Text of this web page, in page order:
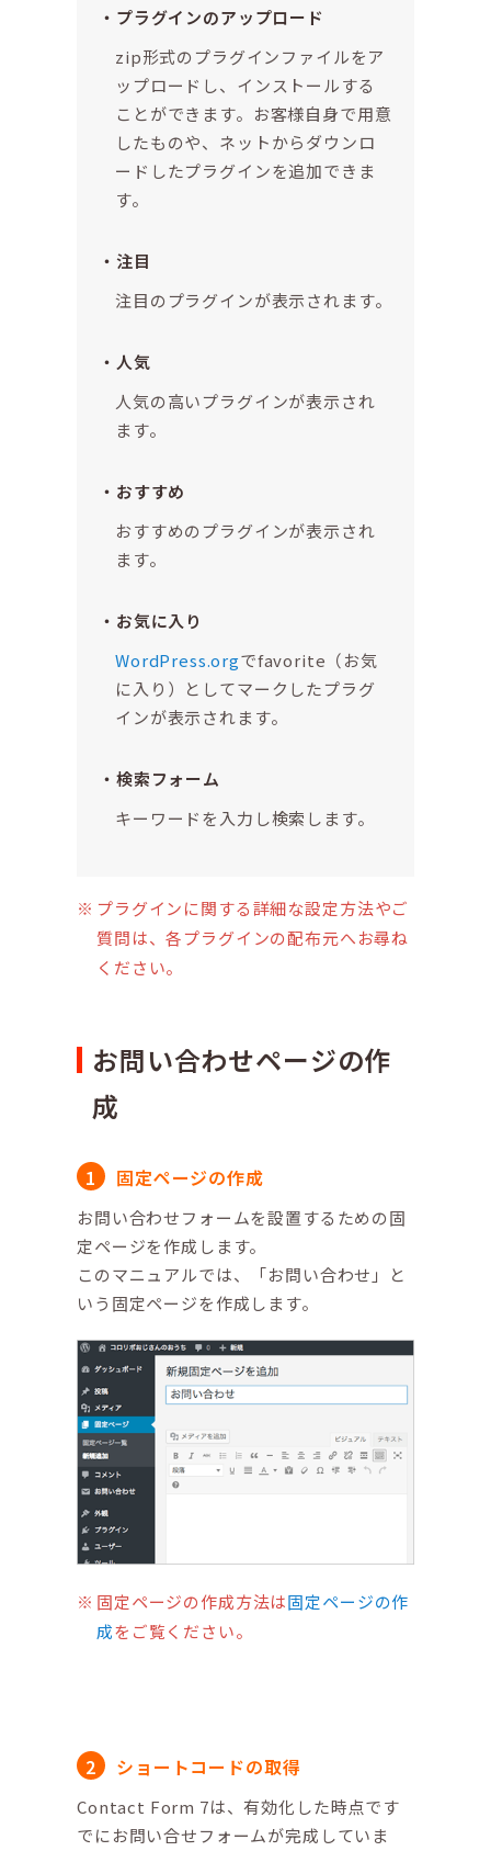
プラグインのアップロード
zip形式のプラグインファイルをア
ップロードし、インストールする
ことができます。お客様自身で用意
したものや、ネットからダウンロ
ードしたプラグインを追加できま
す。
注目
注目のプラグインが表示されます。
人気
人気の高いプラグインが表示され
ます。
おすすめ
おすすめのプラグインが表示され
ます。
お気に入り
WordPress.orgでfavorite（お気
に入り）としてマークしたプラグ
インが表示されます。
検索フォーム
キーワードを入力し検索します。
プラグインに関する詳細な設定方法やご
質問は、各プラグインの配布元へお尋ね
ください。
お問い合わせページの作
成
固定ページの作成
お問い合わせフォームを設置するための固
定ページを作成します。
このマニュアルでは、「お問い合わせ」と
いう固定ページを作成します。
固定ページの作成方法は固定ページの作
成をご覧ください。
ショートコードの取得
Contact Form 7は、有効化した時点です
でにお問い合せフォームが完成していま